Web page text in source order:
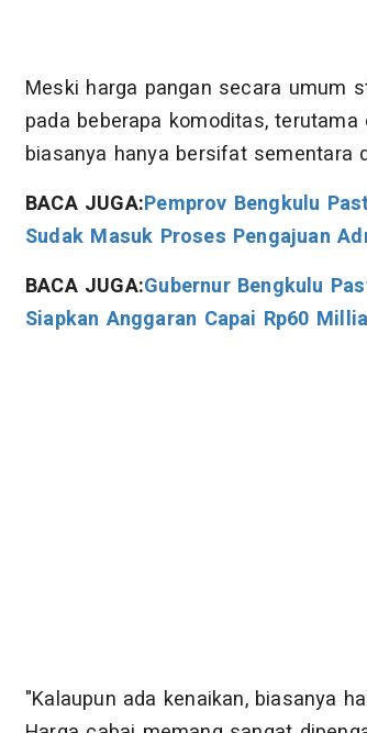
Meski harga pangan secara umum
pada beberapa komoditas,
biasanya hanya bersifat sementara
BACA JUGA:Pemprov Bengkulu
Sudak Masuk Proses Pengajuan
BACA JUGA:Gubernur Bengkulu
Siapkan Anggaran Capai Rp60
"Kalaupun ada kenaikan, biasanya